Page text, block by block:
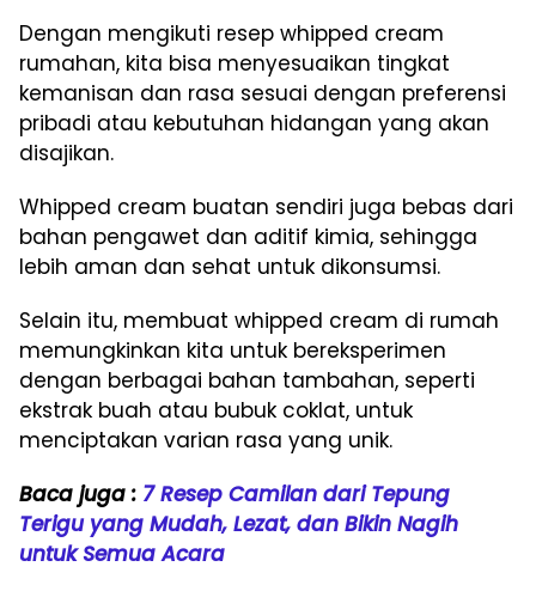
Dengan mengikuti resep whipped cream
rumahan, kita bisa menyesuaikan tingkat
kemanisan dan rasa sesuai dengan preferensi
pribadi atau kebutuhan hidangan yang akan
disajikan.
Whipped cream buatan sendiri juga bebas dari
bahan pengawet dan aditif kimia, sehingga
lebih aman dan sehat untuk dikonsumsi.
Selain itu, membuat whipped cream di rumah
memungkinkan kita untuk bereksperimen
dengan berbagai bahan tambahan, seperti
ekstrak buah atau bubuk coklat, untuk
menciptakan varian rasa yang unik.
Baca juga : 7 Resep Camilan dari Tepung
Terigu yang Mudah, Lezat, dan Bikin Nagih
untuk Semua Acara